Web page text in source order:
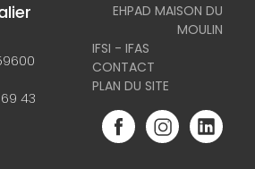
43
EHPAD MAISON DU
MOULIN
IFSI - IFAS
CONTACT
PLAN DU SITE